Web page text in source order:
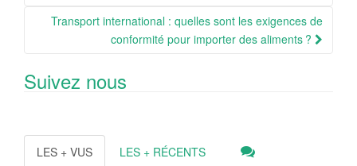
Transport international : quelles sont les exigences de
conformité pour importer des aliments ?
Suivez nous
LES + VUS LES + RÉCENTS